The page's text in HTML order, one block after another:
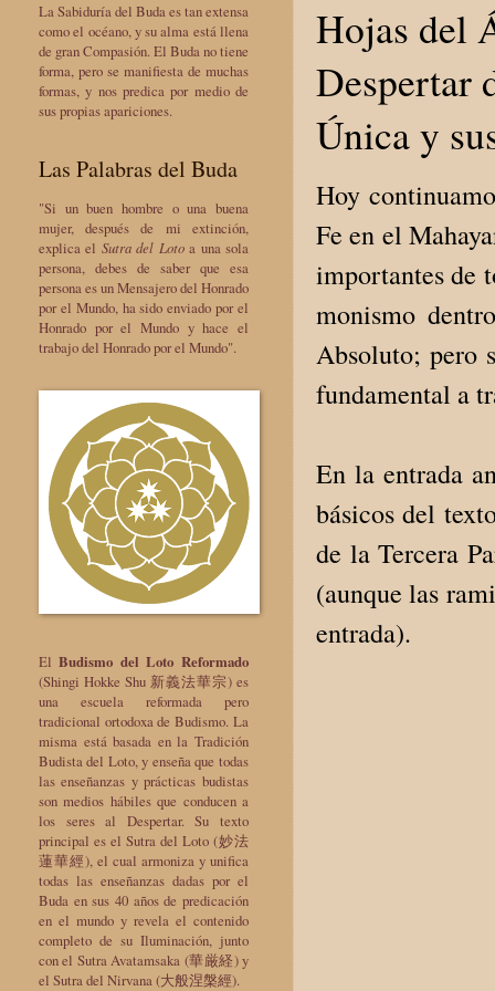
Hojas del
Despertar
Única y
Hoy
Fe en el
importantes de
monismo
Absoluto; pero
fundamental a
En la entrada
básicos del
de la Tercera
(aunque las
entrada).
La Sabiduría del Buda es tan extensa
como el océano, y su alma está llena
de gran Compasión. El Buda no tiene
forma, pero se manifiesta de muchas
formas, y nos predica por medio de
sus propias apariciones.
Las Palabras del Buda
"Si un buen hombre o una buena
mujer, después de mi extinción,
explica el Sutra del Lotoa una sola
persona, debes de saber que esa
persona es un Mensajero del Honrado
por el Mundo, ha sido enviado por el
Honrado por el Mundo y hace el
trabajo del Honrado por el Mundo".
ElBudismo del Loto Reformado
(Shingi Hokke Shu 新義法華宗) es
una escuela reformada pero
tradicional ortodoxa de Budismo. La
misma está basada en la Tradición
Budista del Loto, y enseña que todas
las enseñanzas y prácticas budistas
son medios hábiles que conducen a
los seres al Despertar. Su texto
principal es el Sutra del Loto (妙法
蓮華經), el cual armoniza y unifica
todas las enseñanzas dadas por el
Buda en sus 40 años de predicación
en el mundo y revela el contenido
completo de su Iluminación, junto
con el Sutra Avatamsaka (華厳経) y
el Sutra del Nirvana (大般涅槃經).